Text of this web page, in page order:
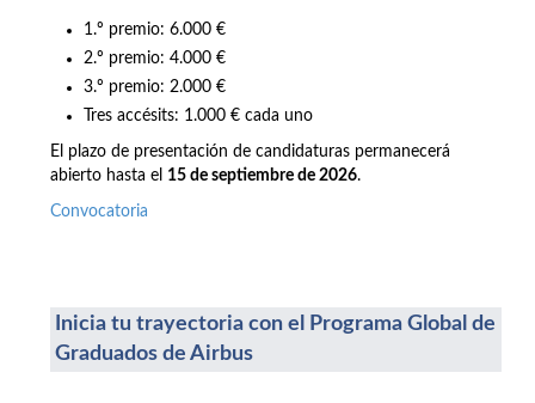
1.º premio: 6.000 €
2.º premio: 4.000 €
3.º premio: 2.000 €
Tres accésits: 1.000 € cada uno
El plazo de presentación de candidaturas permanecerá
abierto hasta el 15 de septiembre de 2026.
Convocatoria
Inicia tu trayectoria con el Programa Global de
Graduados de Airbus